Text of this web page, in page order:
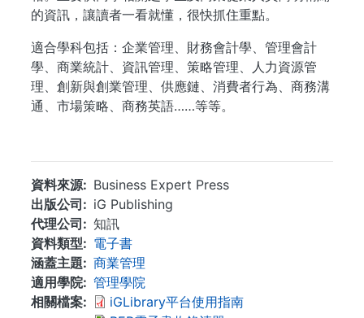
的資訊，讓讀者一看就懂，很快抓住重點。
適合學科包括：企業管理、財務會計學、管理會計
學、商業統計、資訊管理、策略管理、人力資源管
理、創新與創業管理、供應鏈、消費者行為、商務溝
通、市場策略、商務英語……等等。
資料來源
Business Expert Press
出版公司
iG Publishing
代理公司
知訊
資料類型
電子書
涵蓋主題
商業管理
適用學院
管理學院
相關檔案
iGLibrary平台使用指南